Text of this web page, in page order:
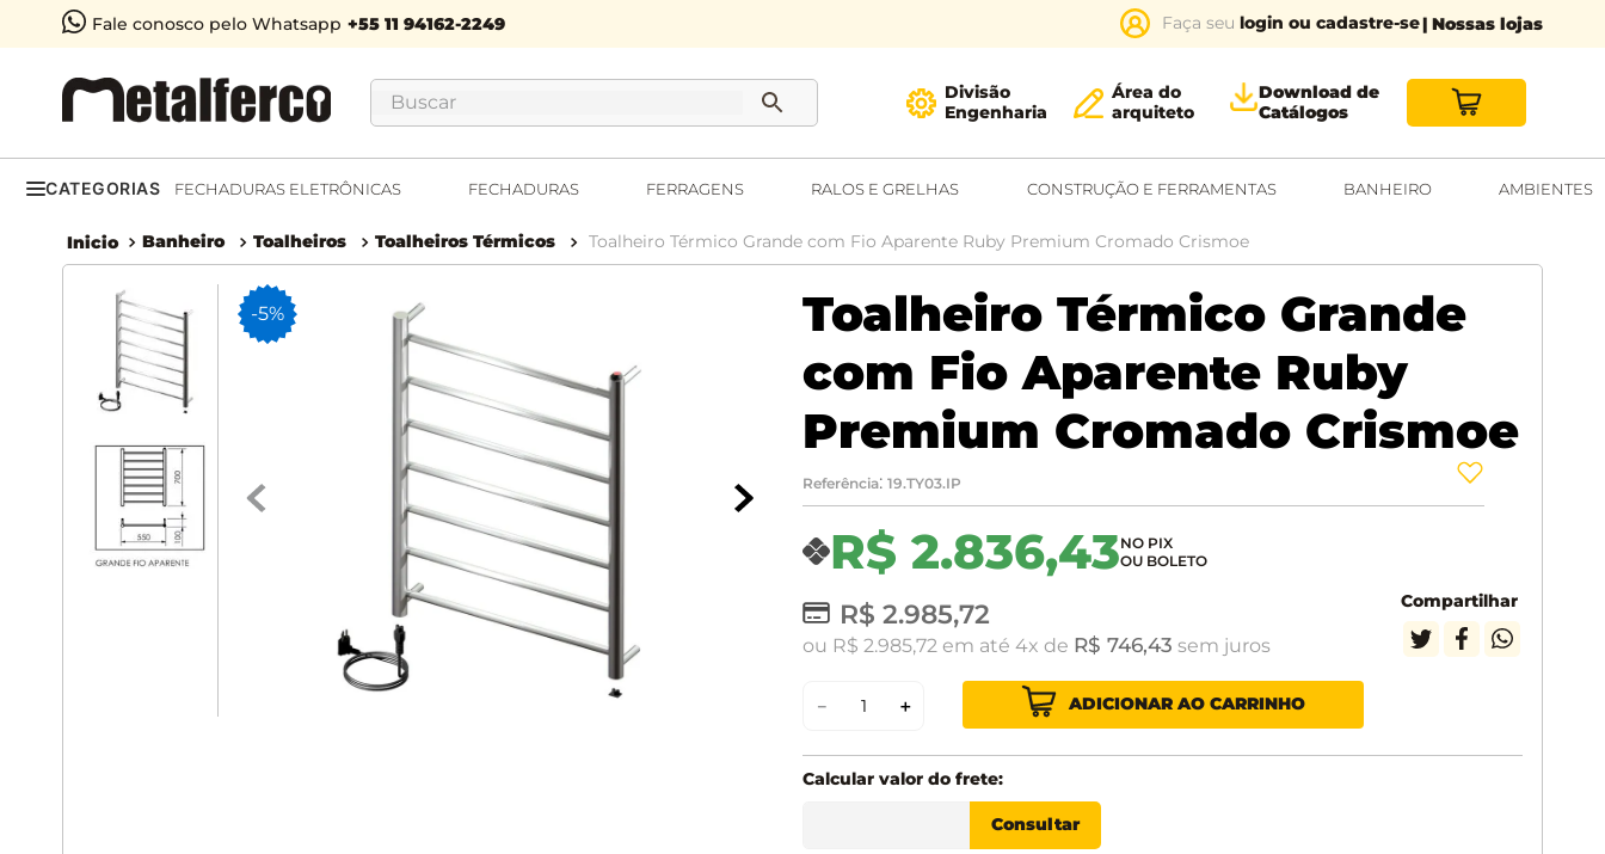
Fale conosco pelo Whatsapp login ou cadastre-se| Nossas lojas
Buscar
Divisão
Engenharia
Área do
arquiteto
Download de
Catálogos
CATEGORIAS FECHADURAS ELETRÔNICAS FECHADURAS FERRAGENS RALOS E GRELHAS CONSTRUÇÃO E FERRAMENTAS BANHEIRO AMBIENTES
Banheiro Toalheiros Toalheiros Térmicos Toalheiro Térmico Grande com Fio Aparente Ruby Premium Cromado Crismoe
-5%
Toalheiro Térmico Grande
com Fio Aparente Ruby
Premium Cromado Crismoe
Referência: 19.TY03.IP
R$ 2.836,43
R$ 2.985,72
ou R$ 2.985,72 em até 4 de R$ 746,43 sem juros
Compartilhar
＋
－ ADICIONAR AO CARRINHO